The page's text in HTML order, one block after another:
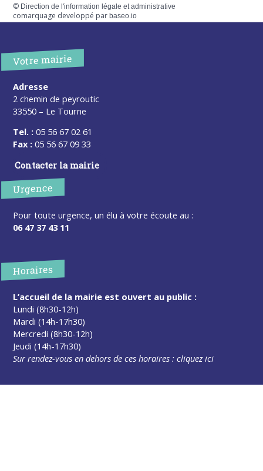
© Direction de l'information légale et administrative
comarquage developpé parbaseo.io
Votre mairie
Adresse
2 chemin de peyroutic
33550 – Le Tourne
Tel. : 05 56 67 02 61
Fax : 05 56 67 09 33
Contacter la mairie
Urgence
Pour toute urgence, un élu à votre écoute au :
06 47 37 43 11
Horaires
L’accueil de la mairie est ouvert au public :
Lundi (8h30-12h)
Mardi (14h-17h30)
Mercredi (8h30-12h)
Jeudi (14h-17h30)
Sur rendez-vous en dehors de ces horaires :cliquez ici